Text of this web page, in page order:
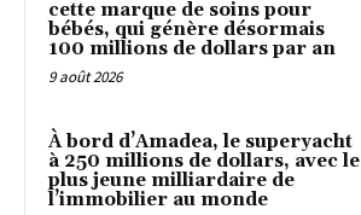
cette marque de soins pour
bébés, qui génère désormais
100 millions de dollars par an
9 août 2026
À bord d’Amadea, le superyacht
à 250 millions de dollars, avec le
plus jeune milliardaire de
l’immobilier au monde